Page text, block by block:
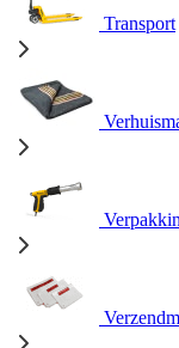
Transport